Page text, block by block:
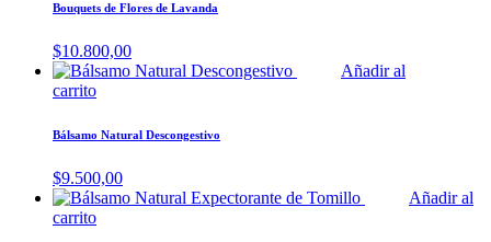
Bouquets de Flores de Lavanda
$10.800,00
Añadir al
carrito
Bálsamo Natural Descongestivo
$9.500,00
Añadir al
carrito